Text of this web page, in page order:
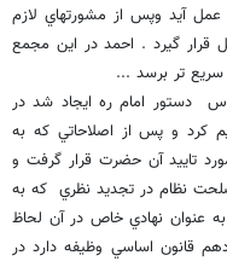
آيد وپس از مشورتهاي لازم
قرار گيرد . احمد در اين مجمع
تر برسد ...
دستور امام ره ايجاد شد در
را تنظيم كرد و پس از اصلاحاتي كه به
تاييد آن حضرت قرار گرفت و
نظام در تجديد نظري كه به
عنوان نهادي خاص در آن لحاظ
قانون اساسي وظيفه دارد در